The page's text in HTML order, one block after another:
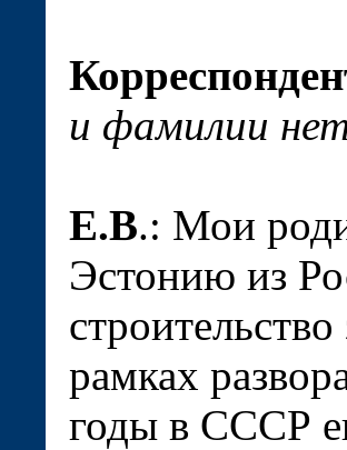
и фамилии
Е.В.: Мои
Эстонию из
рамках
годы в СССР